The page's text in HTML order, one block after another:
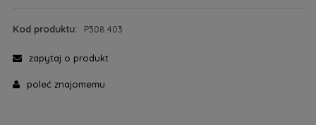
Kod produktu: P308.403
zapytaj o produkt
poleć znajomemu